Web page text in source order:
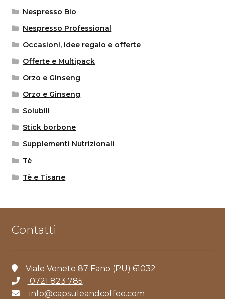
Nespresso Bio
Nespresso Professional
Occasioni, idee regalo e offerte
Offerte e Multipack
Orzo e Ginseng
Orzo e Ginseng
Solubili
Stick borbone
Supplementi Nutrizionali
Tè
Tè e Tisane
Contatti
Viale Veneto 87 Fano (PU) 61032
0721 823 785
info@capsuleandcoffee.com